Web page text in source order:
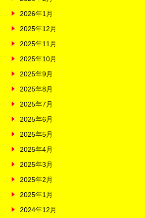
2026年1月
2025年12月
2025年11月
2025年10月
2025年9月
2025年8月
2025年7月
2025年6月
2025年5月
2025年4月
2025年3月
2025年2月
2025年1月
2024年12月